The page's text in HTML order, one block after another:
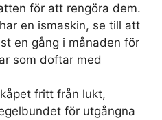
för att rengöra dem.
en ismaskin, se till att
en gång i månaden för
som doftar med
fritt från lukt,
för utgångna